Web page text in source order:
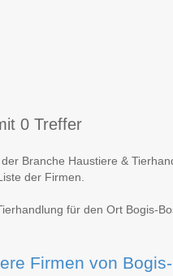
0 Treffer
Branche Haustiere &
der Firmen.
für den Ort Bogis-
Firmen von